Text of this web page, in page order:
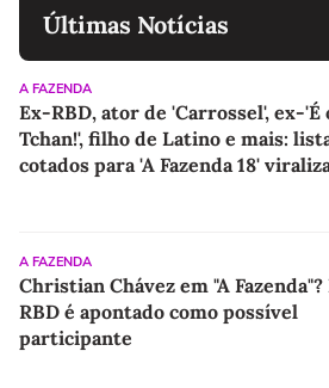
Últimas Notícias
A FAZENDA
Ex-RBD, ator de 'Carrossel', ex-'É
Tchan!', filho de Latino e mais:
cotados para 'A Fazenda 18'
A FAZENDA
Christian Chávez em "A Fazenda"?
RBD é apontado como possível
participante